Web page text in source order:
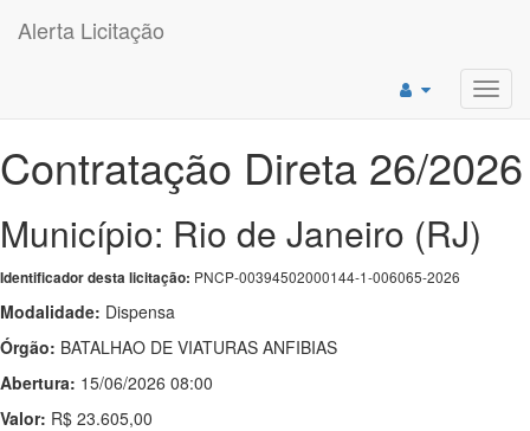
Alerta Licitação
Contratação Direta 26/2026
Município: Rio de Janeiro (RJ)
Identificador desta licitação: PNCP-00394502000144-1-006065-2026
Modalidade: Dispensa
Órgão: BATALHAO DE VIATURAS ANFIBIAS
Abertura: 15/06/2026 08:00
Valor: R$ 23.605,00